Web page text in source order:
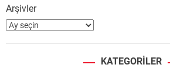
Arşivler
KATEGORILER